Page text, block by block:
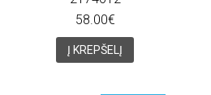
58.00€
Į KREPŠELĮ